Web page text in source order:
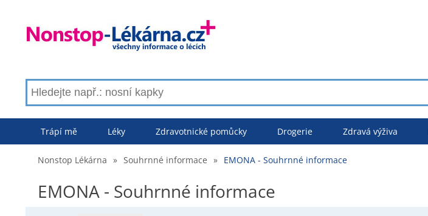
Trápí mě Léky Zdravotnické pomůcky Drogerie Zdravá výživa
Nonstop Lékárna » Souhrnné informace » EMONA - Souhrnné informace
EMONA - Souhrnné informace